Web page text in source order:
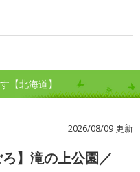
【北海道】
2026/08/09 更新
ろ】滝の上公園／